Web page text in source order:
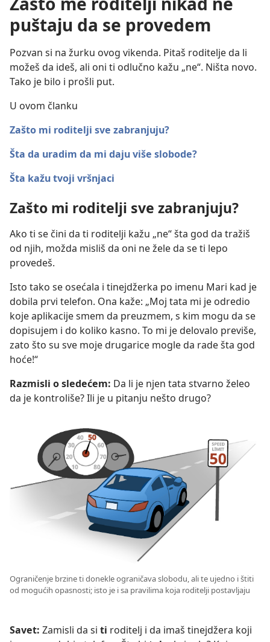
puštaju da se provedem
Pozvan si na žurku ovog vikenda. Pitaš roditelje da li
možeš da ideš, ali oni ti odlučno kažu „ne“. Ništa novo.
Tako je bilo i prošli put.
U ovom članku
Zašto mi roditelji sve zabranjuju?
Šta da uradim da mi daju više slobode?
Šta kažu tvoji vršnjaci
Zašto mi roditelji sve zabranjuju?
Ako ti se čini da ti roditelji kažu „ne“ šta god da tražiš
od njih, možda misliš da oni ne žele da se ti lepo
provedeš.
Isto tako se osećala i tinejdžerka po imenu Mari kad je
dobila prvi telefon. Ona kaže: „Moj tata mi je odredio
koje aplikacije smem da preuzmem, s kim mogu da se
dopisujem i do koliko kasno. To mi je delovalo previše,
zato što su sve moje drugarice mogle da rade šta god
hoće!“
Razmisli o sledećem: Da li je njen tata stvarno želeo
da je kontroliše? Ili je u pitanju nešto drugo?
Ograničenje brzine ti donekle ograničava slobodu, ali te ujedno i štiti
od mogućih opasnosti; isto je i sa pravilima koja roditelji postavljaju
Savet: Zamisli da si ti roditelj i da imaš tinejdžera koji